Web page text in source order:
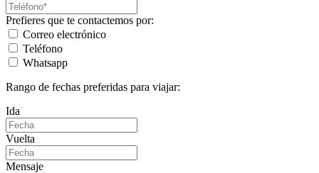
Prefieres que te contactemos por:
Correo electrónico
Teléfono
Whatsapp
Rango de fechas preferidas para viajar:
Ida
Vuelta
Mensaje